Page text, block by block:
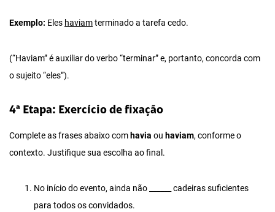
Exemplo: Eles haviamterminado a tarefa cedo.
(“Haviam” é auxiliar do verbo “terminar” e, portanto, concorda com
o sujeito “eles”).
4ª Etapa: Exercício de fixação
Complete as frases abaixo com havia ou haviam, conforme o
contexto. Justifique sua escolha ao final.
No início do evento, ainda não ______ cadeiras suficientes
para todos os convidados.